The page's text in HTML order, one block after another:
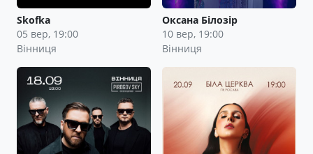
Skofka
05 вер, 19:00
Вінниця
Оксана Білозір
10 вер, 19:00
Вінниця